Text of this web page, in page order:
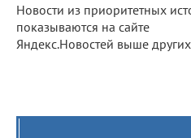
Новости из приоритетных
показываются на сайте
Яндекс.Новостей выше других